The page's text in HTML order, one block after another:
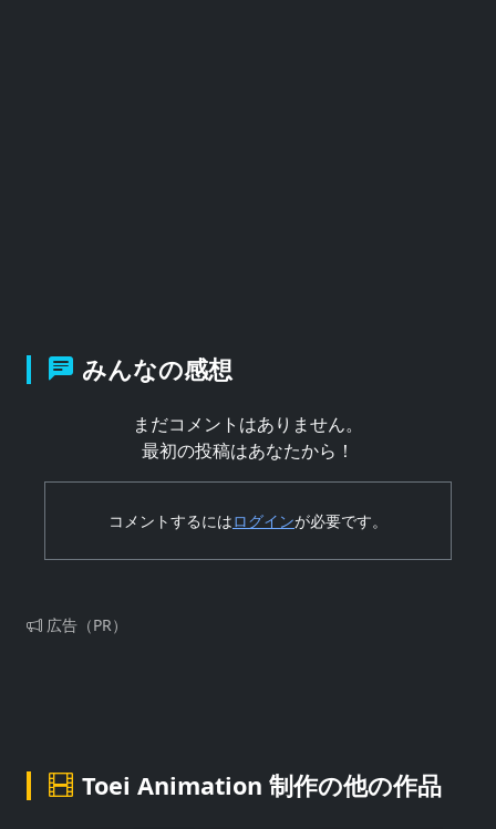
みんなの感想
まだコメントはありません。
最初の投稿はあなたから！
コメントするにはログインが必要です。
広告（PR）
Toei Animation 制作の他の作品